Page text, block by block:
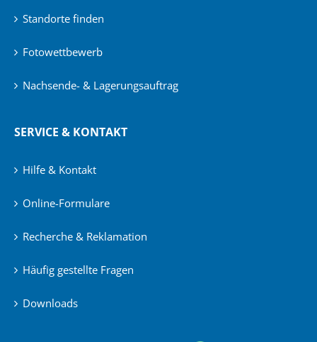
Standorte finden
Fotowettbewerb
Nachsende- & Lagerungsauftrag
SERVICE & KONTAKT
Hilfe & Kontakt
Online-Formulare
Recherche & Reklamation
Häufig gestellte Fragen
Downloads